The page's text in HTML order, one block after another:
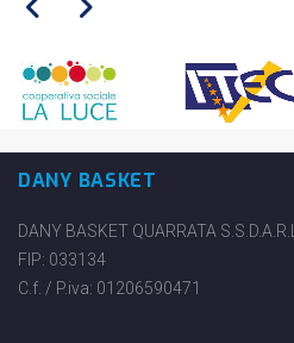
DANY BASKET
DANY BASKET QUARRATA S.S.D.A.R.L.
FIP: 033134
C.f. / P.iva: 01206590471